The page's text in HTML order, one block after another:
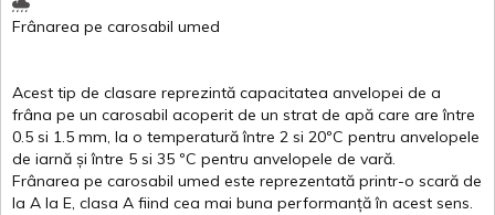
Frânarea pe carosabil umed
Acest tip de clasare reprezintă capacitatea anvelopei de a
frâna pe un carosabil acoperit de un strat de apă care areîntre
0.5 si 1.5 mm, la o temperatură între 2 si 20ºC pentru anvelopele
de iarnă și între 5 si 35 ºC pentru anvelopele de vară.
Frânarea pe carosabil umed este reprezentată printr-o scară de
la A la E, clasa A fiind cea mai buna performanță în acest sens.